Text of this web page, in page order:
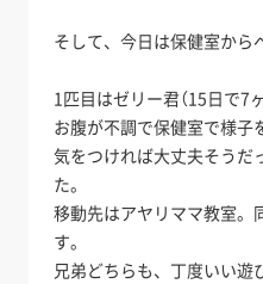
そして、今日は保健室から
1匹目はゼリー君（15日で7ヶ
お腹が不調で保健室で様子
気をつければ大丈夫そうだ
た。
移動先はアヤリママ教室。
す。
兄弟どちらも、丁度いい遊